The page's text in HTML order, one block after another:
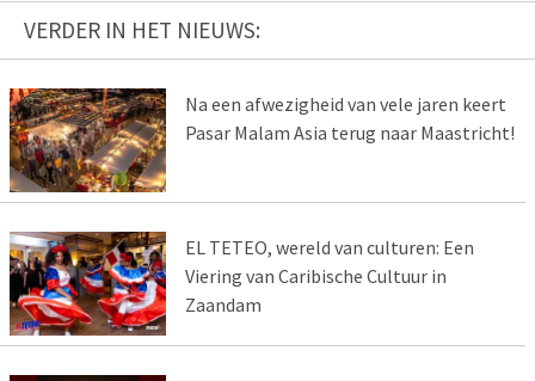
VERDER IN HET NIEUWS:
Na een afwezigheid van vele jaren keert
Pasar Malam Asia terug naar Maastricht!
EL TETEO, wereld van culturen: Een
Viering van Caribische Cultuur in
Zaandam